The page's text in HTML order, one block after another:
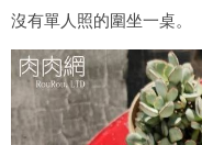
沒有單人照的圍坐一桌。